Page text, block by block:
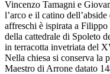
Vincenzo Tamagni e
l’arco e il catino
affreschi è ispirata a
della cattedrale di Spoleto
in terracotta invetriata del
Nella chiesa si conserva la
Maestro di Arrone datato